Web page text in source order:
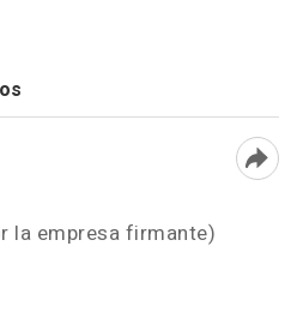
la empresa firmante)